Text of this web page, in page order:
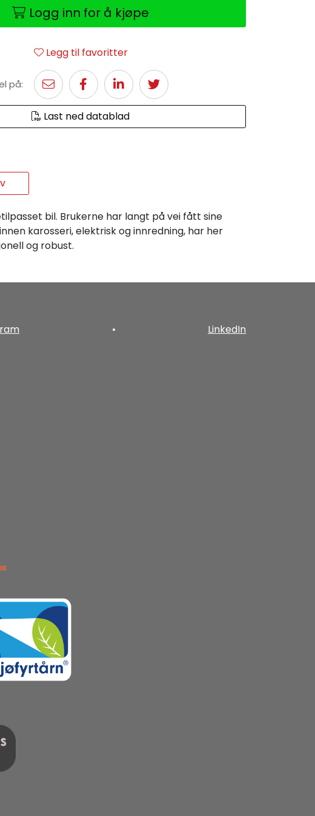
Logg inn for å kjøpe
Legg til favoritter
på:
Last ned datablad
bil. Brukerne har langt på vei fått sine
karosseri, elektrisk og innredning, har her
og robust.
• LinkedIn